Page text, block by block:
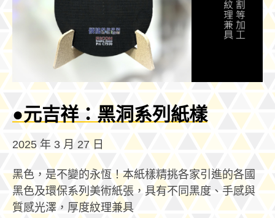
●元吉祥：黑洞系列紙樣
2025 年 3 月 27 日
黑色，是不變的永恆！本紙樣精挑各家引進的各國
黑色及環保系列美術紙張，具有不同黑度、手感與
質感光澤，厚度紋理兼具